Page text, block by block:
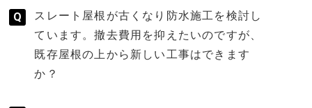
スレート屋根が古くなり防水施工を検討し
ています。撤去費用を抑えたいのですが、
既存屋根の上から新しい工事はできます
か？